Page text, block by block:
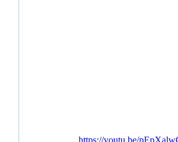
https://youtu.be/